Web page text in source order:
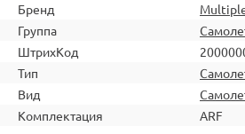
Бренд
Группа
ШтрихКод
Тип
Вид
Комплектация
ARF